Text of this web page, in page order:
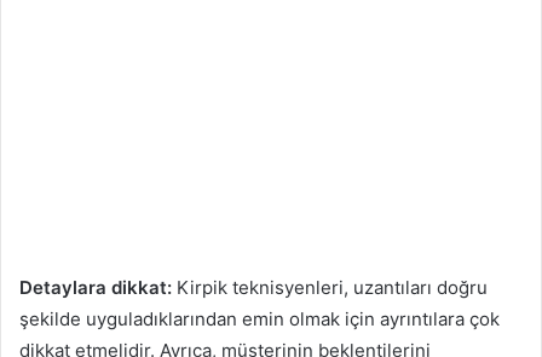
Detaylara dikkat: Kirpik teknisyenleri, uzantıları doğru
şekilde uyguladıklarından emin olmak için ayrıntılara çok
dikkat etmelidir. Ayrıca, müşterinin beklentilerini